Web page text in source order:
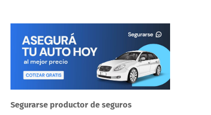
Segurarse productor de seguros